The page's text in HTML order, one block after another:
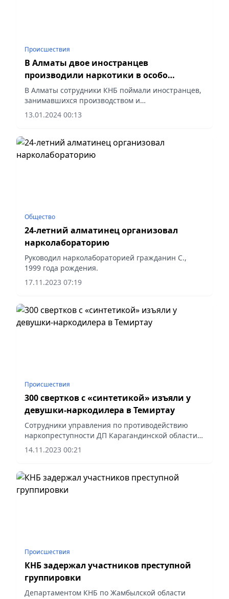
Происшествия
В Алматы двое иностранцев
производили наркотики в особо
крупном размере
В Алматы сотрудники КНБ поймали иностранцев,
занимавшихся производством и
распространением синтетических наркотиков в
особо крупном размере.
13.01.2024 00:13
Общество
24-летний алматинец организовал
нарколабораторию
Руководил нарколабораторией гражданин С.,
1999 года рождения.
17.11.2023 07:19
Происшествия
300 свертков с «синтетикой» изъяли у
девушки-наркодилера в Темиртау
Сотрудники управления по противодействию
наркопреступности ДП Карагандинской области в
ходе оперативно-розыскных мероприятий
задержали в Темиртау 22-летнюю девушку.
14.11.2023 00:21
Происшествия
КНБ задержал участников преступной
группировки
Департаментом КНБ по Жамбылской области